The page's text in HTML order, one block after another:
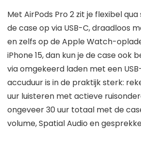
Met AirPods Pro 2 zit je flexibel
de case op via USB-C, draadloos
en zelfs op de Apple Watch-
iPhone 15, dan kun je de case ook
via omgekeerd laden met een
accuduur is in de praktijk sterk:
uur luisteren met actieve
ongeveer 30 uur totaal met de
volume, Spatial Audio en